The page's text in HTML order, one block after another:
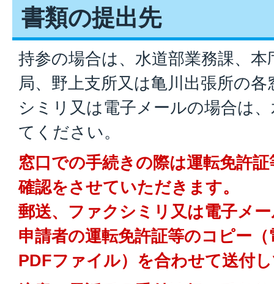
書類の提出先
持参の場合は、水道部業務課、本
局、野上支所又は亀川出張所の
シミリ又は電子メールの場合は
てください。
窓口での手続きの際は運転免許
確認をさせていただきます。
郵送、ファクシミリ又は電子メ
申請者の運転免許証等のコピー
PDFファイル）を合わせて送付